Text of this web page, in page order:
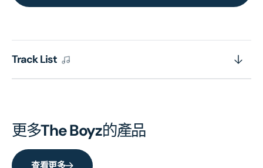
Track List
更多The Boyz的產品
查看更多